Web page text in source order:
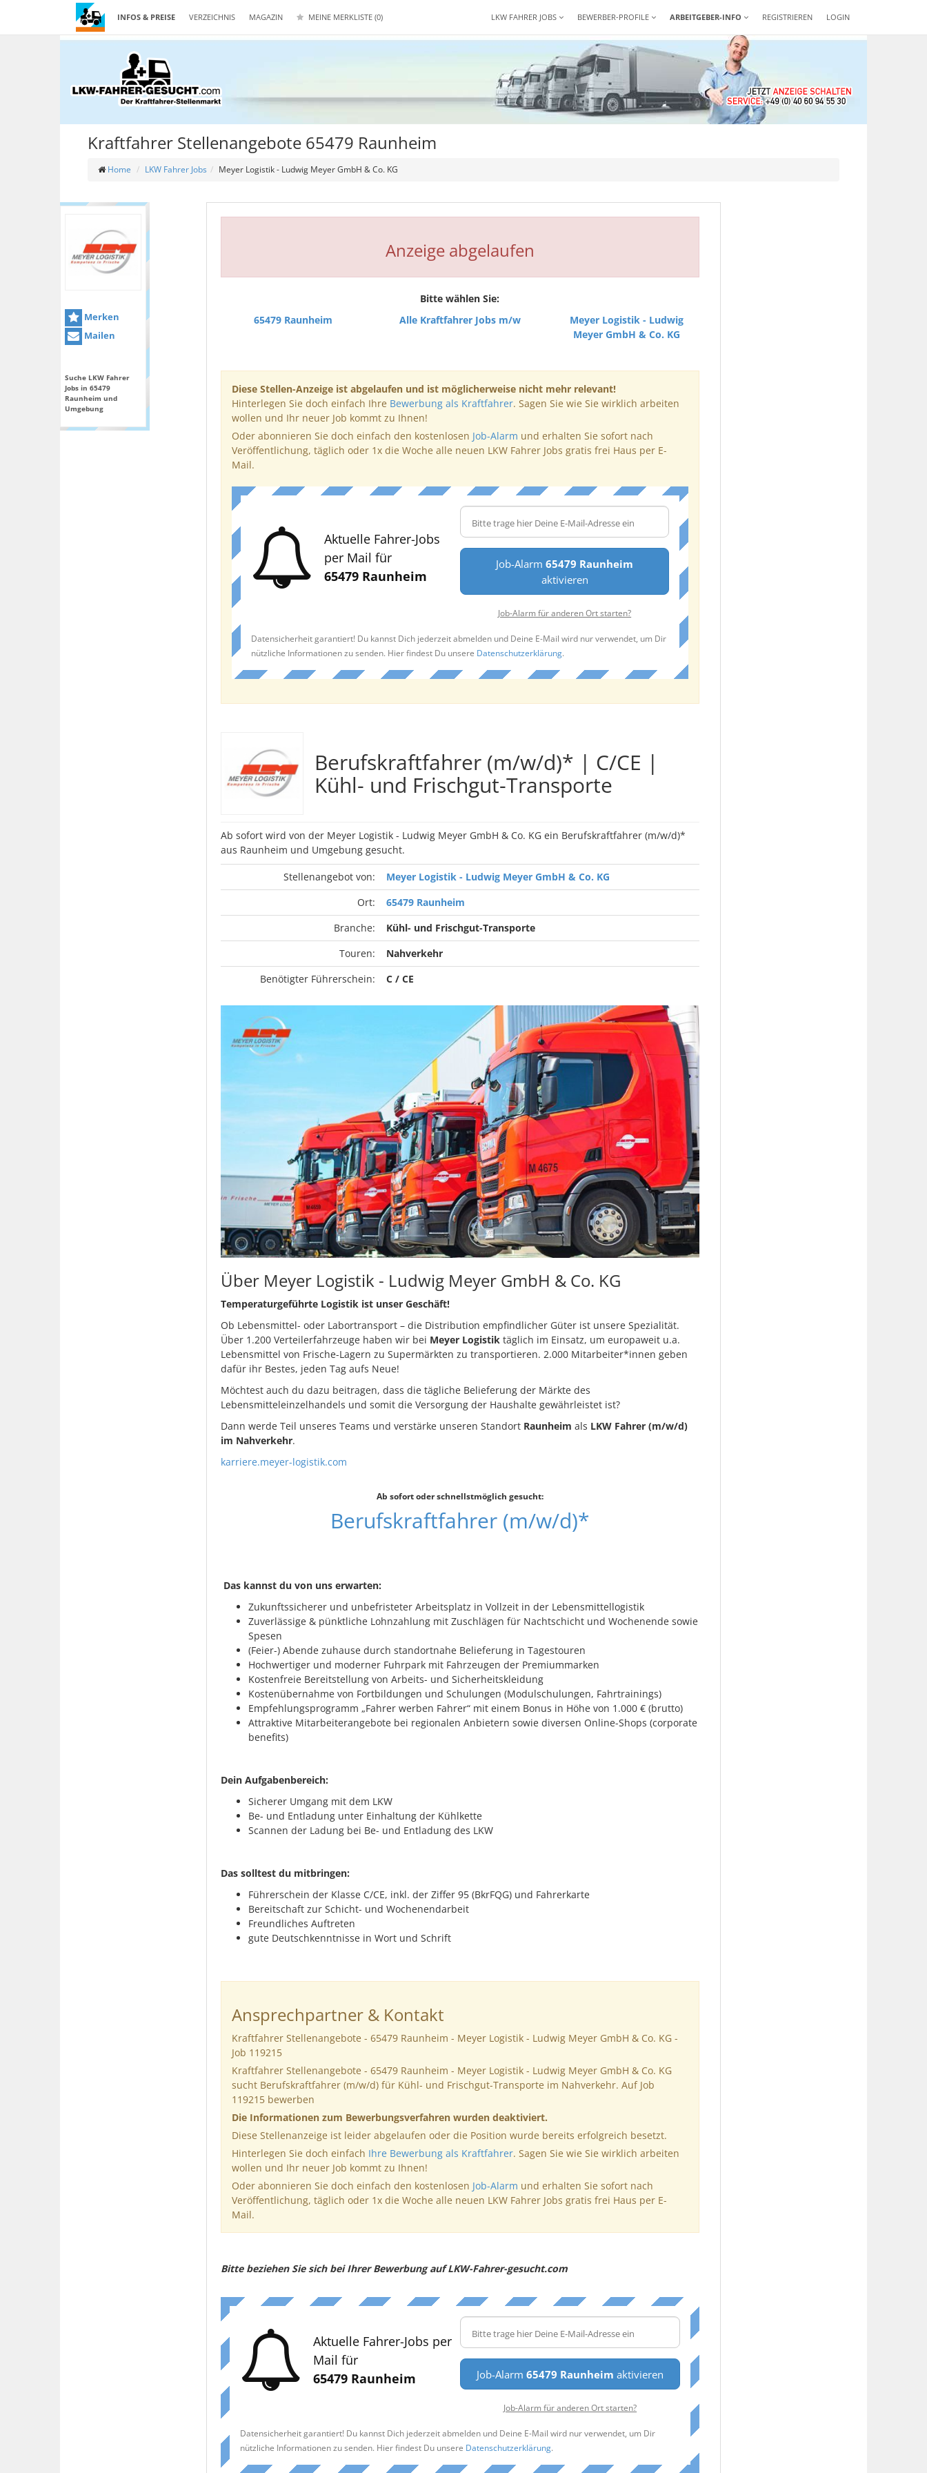
INFOS & PREISE VERZEICHNIS MAGAZIN MEINE MERKLISTE (0) REGISTRIEREN LOGIN
LKW FAHRER JOBS BEWERBER-PROFILE ARBEITGEBER-INFO
Kraftfahrer Stellenangebote 65479 Raunheim
Home LKW Fahrer Jobs Meyer Logistik - Ludwig Meyer GmbH & Co. KG
Merken
Mailen
Suche LKW Fahrer
Jobs in 65479
Raunheim und
Umgebung
Anzeige abgelaufen
Bitte wählen Sie:
65479 Raunheim
Alle Kraftfahrer Jobs m/w
Meyer Logistik - Ludwig
Meyer GmbH & Co. KG
Diese Stellen-Anzeige ist abgelaufen und ist möglicherweise nicht mehr relevant!
Hinterlegen Sie doch einfach Ihre Bewerbung als Kraftfahrer. Sagen Sie wie Sie wirklich arbeiten
wollen und Ihr neuer Job kommt zu Ihnen!
Oder abonnieren Sie doch einfach den kostenlosen Job-Alarm und erhalten Sie sofort nach
Veröffentlichung, täglich oder 1x die Woche alle neuen LKW Fahrer Jobs gratis frei Haus per E-
Mail.
Aktuelle Fahrer-Jobs
per Mail für
65479 Raunheim
Job-Alarm65479 Raunheim
aktivieren
Job-Alarm für anderen Ort starten?
Datensicherheit garantiert! Du kannst Dich jederzeit abmelden und Deine E-Mail wird nur verwendet, um Dir
nützliche Informationen zu senden. Hier findest Du unsere Datenschutzerklärung.
Berufskraftfahrer (m/w/d)* | C/CE |
Kühl- und Frischgut-Transporte
Ab sofort wird von der Meyer Logistik - Ludwig Meyer GmbH & Co. KG ein Berufskraftfahrer (m/w/d)*
aus Raunheim und Umgebung gesucht.
Stellenangebot von:
Meyer Logistik - Ludwig Meyer GmbH & Co. KG
Ort:
65479 Raunheim
Branche:
Kühl- und Frischgut-Transporte
Touren:
Nahverkehr
Benötigter Führerschein:
C / CE
Über Meyer Logistik - Ludwig Meyer GmbH & Co. KG
Temperaturgeführte Logistik ist unser Geschäft!
Ob Lebensmittel- oder Labortransport – die Distribution empfindlicher Güter ist unsere Spezialität.
Über 1.200 Verteilerfahrzeuge haben wir bei Meyer Logistiktäglich im Einsatz, um europaweit u.a.
Lebensmittel von Frische-Lagern zu Supermärkten zu transportieren. 2.000 Mitarbeiter*innen geben
dafür ihr Bestes, jeden Tag aufs Neue!
Möchtest auch du dazu beitragen, dass die tägliche Belieferung der Märkte des
Lebensmitteleinzelhandels und somit die Versorgung der Haushalte gewährleistet ist?
Dann werde Teil unseres Teams und verstärke unseren Standort Raunheim als LKW Fahrer (m/w/d)
im Nahverkehr.
karriere.meyer-logistik.com
Ab sofort oder schnellstmöglich gesucht:
Berufskraftfahrer (m/w/d)*
Das kannst du von uns erwarten:
Zukunftssicherer und unbefristeter Arbeitsplatz in Vollzeit in der Lebensmittellogistik
Zuverlässige & pünktliche Lohnzahlung mit Zuschlägen für Nachtschicht und Wochenende sowie
Spesen
(Feier-) Abende zuhause durch standortnahe Belieferung in Tagestouren
Hochwertiger und moderner Fuhrpark mit Fahrzeugen der Premiummarken
Kostenfreie Bereitstellung von Arbeits- und Sicherheitskleidung
Kostenübernahme von Fortbildungen und Schulungen (Modulschulungen, Fahrtrainings)
Empfehlungsprogramm „Fahrer werben Fahrer“ mit einem Bonus in Höhe von 1.000 € (brutto)
Attraktive Mitarbeiterangebote bei regionalen Anbietern sowie diversen Online-Shops (corporate
benefits)
Dein Aufgabenbereich:
Sicherer Umgang mit dem LKW
Be- und Entladung unter Einhaltung der Kühlkette
Scannen der Ladung bei Be- und Entladung des LKW
Das solltest du mitbringen:
Führerschein der Klasse C/CE, inkl. der Ziffer 95 (BkrFQG) und Fahrerkarte
Bereitschaft zur Schicht- und Wochenendarbeit
Freundliches Auftreten
gute Deutschkenntnisse in Wort und Schrift
Ansprechpartner & Kontakt
Kraftfahrer Stellenangebote - 65479 Raunheim - Meyer Logistik - Ludwig Meyer GmbH & Co. KG -
Job 119215
Kraftfahrer Stellenangebote - 65479 Raunheim - Meyer Logistik - Ludwig Meyer GmbH & Co. KG
sucht Berufskraftfahrer (m/w/d) für Kühl- und Frischgut-Transporte im Nahverkehr. Auf Job
119215 bewerben
Die Informationen zum Bewerbungsverfahren wurden deaktiviert.
Diese Stellenanzeige ist leider abgelaufen oder die Position wurde bereits erfolgreich besetzt.
Hinterlegen Sie doch einfach Ihre Bewerbung als Kraftfahrer. Sagen Sie wie Sie wirklich arbeiten
wollen und Ihr neuer Job kommt zu Ihnen!
Oder abonnieren Sie doch einfach den kostenlosen Job-Alarm und erhalten Sie sofort nach
Veröffentlichung, täglich oder 1x die Woche alle neuen LKW Fahrer Jobs gratis frei Haus per E-
Mail.
Bitte beziehen Sie sich bei Ihrer Bewerbung auf LKW-Fahrer-gesucht.com
Aktuelle Fahrer-Jobs per
Mail für
65479 Raunheim
Job-Alarm65479 Raunheim aktivieren
Job-Alarm für anderen Ort starten?
Datensicherheit garantiert! Du kannst Dich jederzeit abmelden und Deine E-Mail wird nur verwendet, um Dir
nützliche Informationen zu senden. Hier findest Du unsere Datenschutzerklärung.